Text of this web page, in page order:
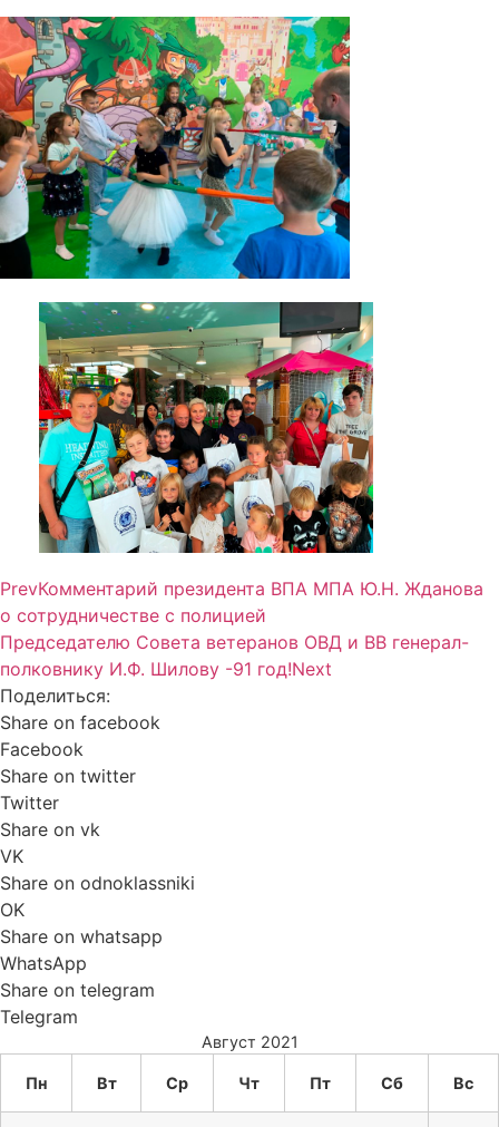
PrevКомментарий президента ВПА МПА Ю.Н. Жданова
о сотрудничестве с полицией
Председателю Совета ветеранов ОВД и ВВ генерал-
полковнику И.Ф. Шилову -91 год!Next
Поделиться:
Share on facebook
Facebook
Share on twitter
Twitter
Share on vk
VK
Share on odnoklassniki
OK
Share on whatsapp
WhatsApp
Share on telegram
Telegram
Август 2021
Пн Вт Ср Чт Пт Сб Вс